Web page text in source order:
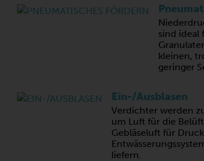
sind ideal
kleinen,
geringer
Ein-/Ausblasen
Verdichter werden
um Luft für die
Gebläseluft für
liefern.